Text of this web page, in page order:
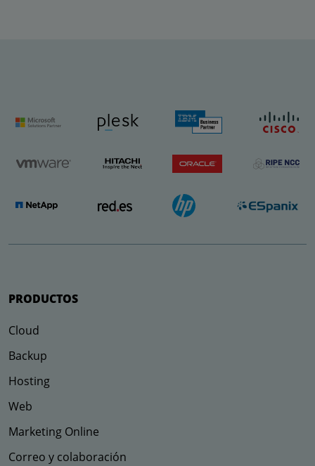
PRODUCTOS
Cloud
Backup
Hosting
Web
Marketing Online
Correo y colaboración